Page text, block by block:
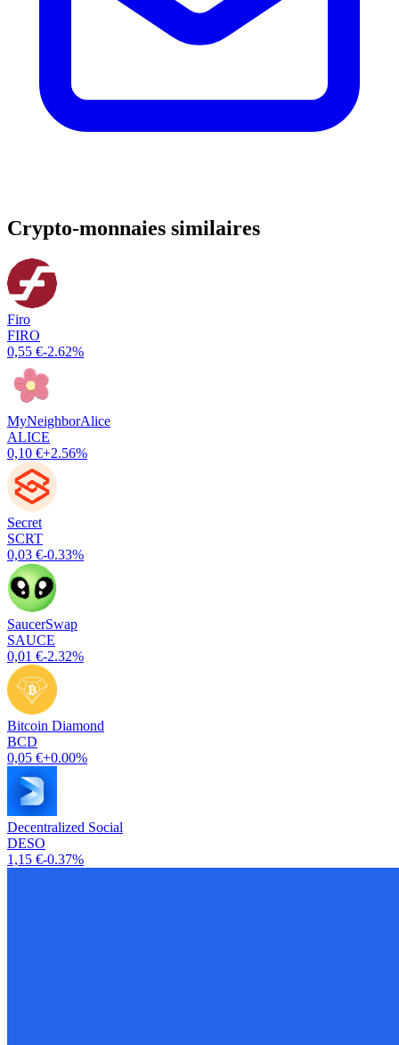
Crypto-monnaies similaires
Firo
FIRO
0,55 €-2.62%
MyNeighborAlice
ALICE
0,10 €+2.56%
Secret
SCRT
0,03 €-0.33%
SaucerSwap
SAUCE
0,01 €-2.32%
Bitcoin Diamond
BCD
0,05 €+0.00%
Decentralized Social
DESO
1,15 €-0.37%